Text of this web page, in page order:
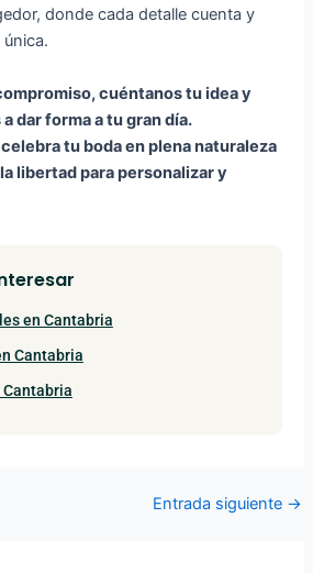
donde cada detalle cuenta y
cuéntanos tu idea y
dar forma a tu gran día.
tu boda en plena naturaleza
libertad para personalizar y
en Cantabria
Cantabria
Cantabria
Entrada siguiente →